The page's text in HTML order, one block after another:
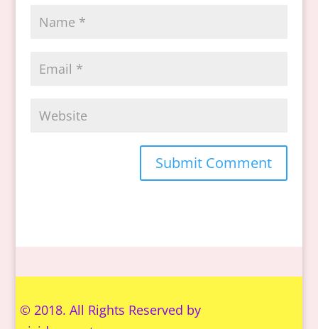
© 2018. All Rights Reserved by